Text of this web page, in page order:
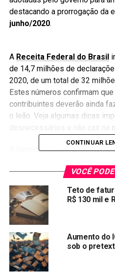
destacando a prorrogação da
junho/2020.
A Receita Federal do Brasil
de 14,7 milhões de
2020, de um total de 32
Estes números confirmam
contribuintes deverão ainda
o leão. Veja algumas dicas
A Receita Federal
eficaz para a confecção da
vida dos contribuintes. O
sempre se aprimorando com
o cruzamento e validação das
declarações.
Não há como deixar de
informações das mais
empresas, bancos, cartórios,
CONTINUAR
VOCÊ
Teto de
R$ 130 mil e
Aumento do
sob o